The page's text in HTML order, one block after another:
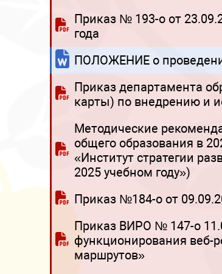
Приказ № 193-о от
года
ПОЛОЖЕНИЕ о
Приказ департамента
карты) по внедрению и
Методические
общего образования в
«Институт стратегии
2025 учебном году»)
Приказ №184-о от
Приказ ВИРО № 147-о
функционирования веб-
маршрутов»